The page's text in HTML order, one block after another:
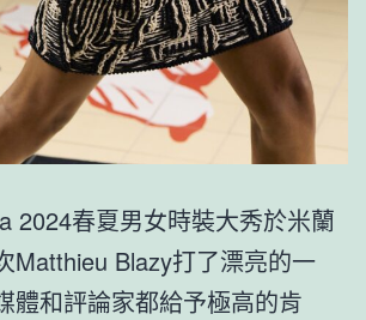
2024春夏男女時裝大秀於米蘭
Matthieu Blazy打了漂亮的一
體和評論家都給予極高的肯